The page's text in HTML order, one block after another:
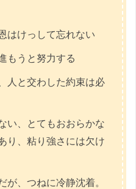
はけっして忘れない
もうと努力する
人と交わした約束は必
い、とてもおおらかな
り、粘り強さには欠け
が、つねに冷静沈着。